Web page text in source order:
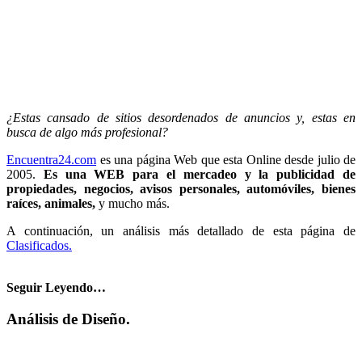
¿Estas cansado de sitios desordenados de anuncios y, estas en
busca de algo más profesional?
Encuentra24.com es una página Web que esta Online desde julio de
2005. Es una WEB para el mercadeo y la publicidad de
propiedades, negocios, avisos personales, automóviles, bienes
raíces, animales, y mucho más.
A continuación, un análisis más detallado de esta página de
Clasificados.
Seguir Leyendo…
Análisis de Diseño.